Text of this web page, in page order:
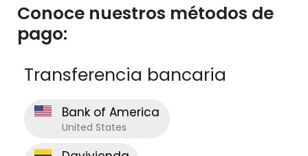
Conoce nuestros métodos de
pago:
Transferencia bancaria
Bank of America
United States